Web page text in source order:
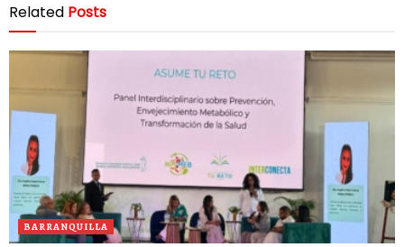
Related Posts
BARRANQUILLA